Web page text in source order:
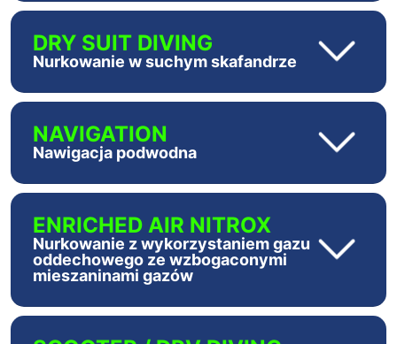
DRY SUIT DIVING
Nurkowanie w suchym skafandrze
NAVIGATION
Nawigacja podwodna
ENRICHED AIR NITROX
Nurkowanie z wykorzystaniem gazu
oddechowego ze wzbogaconymi
mieszaninami gazów